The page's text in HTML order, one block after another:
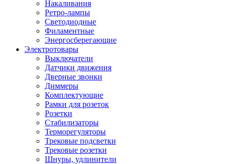
Накаливания
Ретро-лампы
Светодиодные
Филаментные
Энергосберегающие
Электротовары
Выключатели
Датчики движения
Дверные звонки
Диммеры
Комплектующие
Рамки для розеток
Розетки
Стабилизаторы
Терморегуляторы
Трековые подсветки
Трековые розетки
Шнуры, удлинители